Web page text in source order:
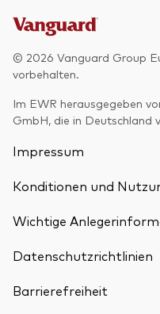
© 2026 Vanguard Group
vorbehalten.
Im EWR herausgegeben
GmbH, die in Deutschland
Impressum
Konditionen und
Wichtige
Datenschutzrichtlinien
Barrierefreiheit